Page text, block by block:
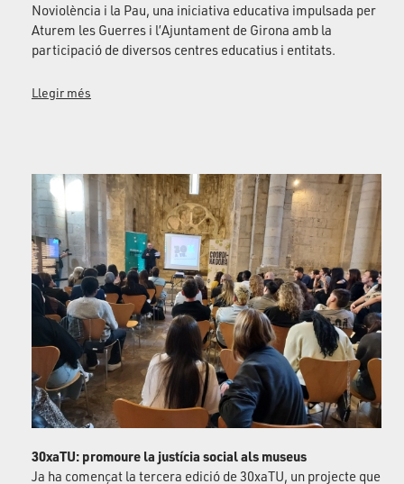
Noviolència i la Pau, una iniciativa educativa impulsada per
Aturem les Guerres i l’Ajuntament de Girona amb la
participació de diversos centres educatius i entitats.
Llegir més
30xaTU: promoure la justícia social als museus
Ja ha començat la tercera edició de 30xaTU, un projecte que